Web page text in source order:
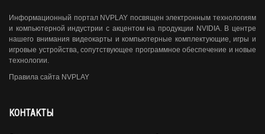
Информационный портал NVPLAY посвящен электронным технологиям
и компьютерной индустрии с акцентом на продукции NVIDIA. В центре
нашего внимания видеокарты и компьютерные комплектующие, игры и
игровые устройства, сопутствующее программное обеспечение и новые
технологии.
Правила сайта NVPLAY
КОНТАКТЫ